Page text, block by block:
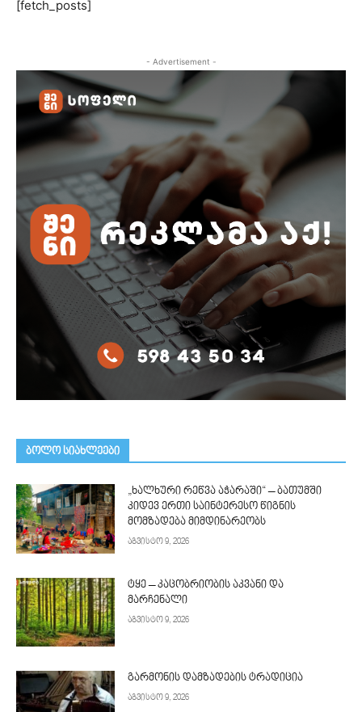
[fetch_posts]
- Advertisement -
ᲑᲝᲚᲝ ᲡᲘᲐᲮᲚᲔᲔᲑᲘ
„ხალხური რეწვა აჭარაში“ – ბათუმში
კიდევ ერთი საინტერესო წიგნის
მომზადება მიმდინარეობს
აგვისტო 9, 2026
ტყე – კაცობრიობის აკვანი და
მარჩენალი
აგვისტო 9, 2026
გარმონის დამზადების ტრადიცია
აგვისტო 9, 2026